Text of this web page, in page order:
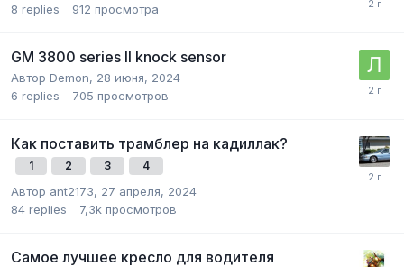
8 replies 912 просмотра
GM 3800 series ll knock sensor
Автор Demon, 28 июня, 2024
6 replies 705 просмотров
Как поставить трамблер на кадиллак?
1 2 3 4
Автор ant2173, 27 апреля, 2024
84 replies 7,3k просмотров
Самое лучшее кресло для водителя